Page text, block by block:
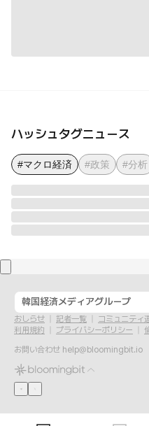
ハッシュタグニュース
#マクロ経済 #政策 #分析
韓国経済メディアグループ
おしらせ 記者一覧
コミュニティ
利用規約
プライバシーポリシー
お問い合わせ help@bloomingbit.io